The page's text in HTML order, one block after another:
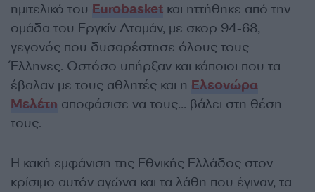
ημιτελικό του Eurobasket και ηττήθηκε από την
ομάδα του Εργκίν Αταμάν, με σκορ 94-68,
γεγονός που δυσαρέστησε όλους τους
Έλληνες. Ωστόσο υπήρξαν και κάποιοι που τα
έβαλαν με τους αθλητές και η Ελεονώρα
Μελέτη αποφάσισε να τους… βάλει στη θέση
τους.
Η κακή εμφάνιση της Εθνικής Ελλάδος στον
κρίσιμο αυτόν αγώνα και τα λάθη που έγιναν, τα